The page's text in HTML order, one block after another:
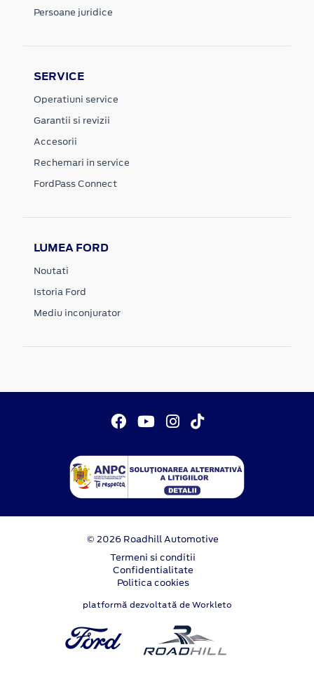
Persoane juridice
SERVICE
Operatiuni service
Garantii si revizii
Accesorii
Rechemari in service
FordPass Connect
LUMEA FORD
Noutati
Istoria Ford
Mediu inconjurator
© 2026 Roadhill Automotive
Termeni si conditii
Confidentialitate
Politica cookies
platformă dezvoltată de Workleto